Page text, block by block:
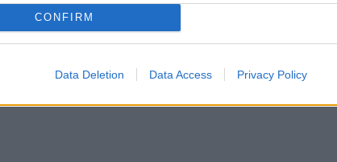
CONFIRM
Data Deletion Data Access Privacy Policy